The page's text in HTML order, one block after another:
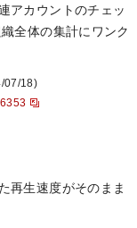
アカウントのチェッ
全体の集計にワンク
07/18)
再生速度がそのまま